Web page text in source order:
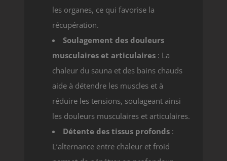
les organes, ce qui favorise la
récupération.
Soulagement des douleurs
musculaires et articulaires: La
chaleur du sauna et des bains chauds
aide à détendre les muscles et à
réduire les tensions, soulageant ainsi
les douleurs musculaires et articulaires.
Détente des tissus profonds:
L’alternance entre chaleur et froid